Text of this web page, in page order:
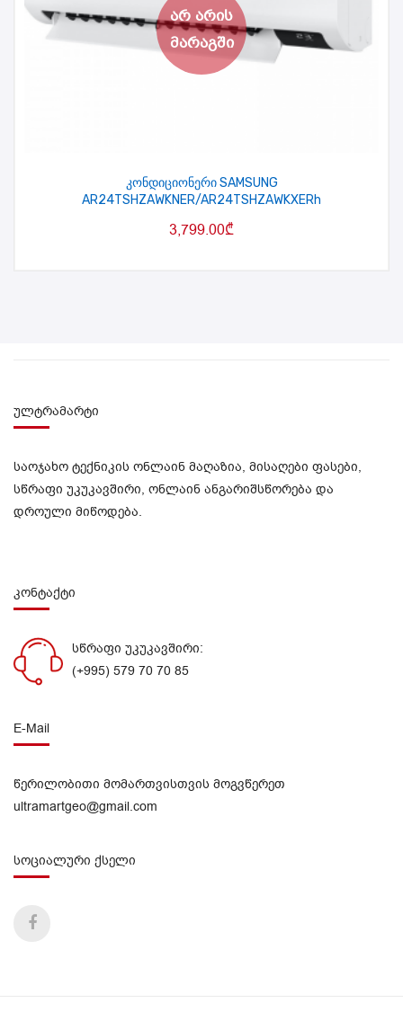
კონდიციონერი SAMSUNG
AR24TSHZAWKNER/AR24TSHZAWKXERh
3,799.00₾
ულტრამარტი
საოჯახო ტექნიკის ონლაინ მაღაზია, მისაღები ფასები,
სწრაფი უკუკავშირი, ონლაინ ანგარიშსწორება და
დროული მიწოდება.
კონტაქტი
სწრაფი უკუკავშირი:
(+995) 579 70 70 85
E-Mail
წერილობითი მომართვისთვის მოგვწერეთ
ultramartgeo@gmail.com
სოციალური ქსელი